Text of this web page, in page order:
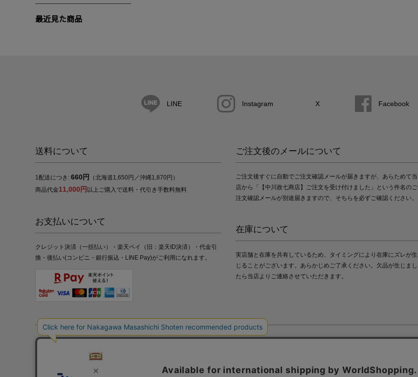
最近見た商品
LINE Instagram X Facebook
送料について
1配送につき: 660円
（北海道1,650円／沖縄1,870円）
商品代金11,000円 以上ご購入で送料・代引き手数料無料
お支払いについて
クレジット決済（一括払い）・楽天ペイ（旧：楽天ID決済）・代金引
換・後払い(コンビニ・銀行振込・LINE Pay)がご利用になれます。
ご注文後のメールについて
ご注文後すぐに自動でご注文確認メールが届きますが、あらためて当
店から「【中川政七商店】ご注文を受け付けました」という件名のご
注文確認メールが別途届きますので、そちらを必ずご確認ください。
在庫について
実店舗と在庫を共有しているため、タイミングにより在庫にズレが生
じることがございます。あらかじめご了承ください。欠品が生じまし
たら当店よりご連絡させていただきます。
プライバシーポリシー